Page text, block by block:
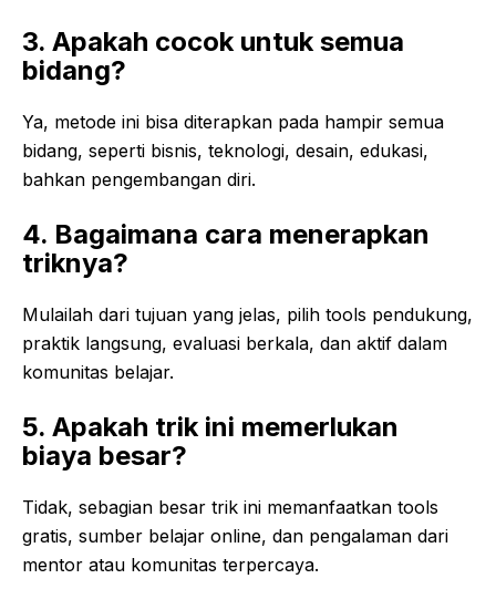
3. Apakah cocok untuk semua
bidang?
Ya, metode ini bisa diterapkan pada hampir semua
bidang, seperti bisnis, teknologi, desain, edukasi,
bahkan pengembangan diri.
4. Bagaimana cara menerapkan
triknya?
Mulailah dari tujuan yang jelas, pilih tools pendukung,
praktik langsung, evaluasi berkala, dan aktif dalam
komunitas belajar.
5. Apakah trik ini memerlukan
biaya besar?
Tidak, sebagian besar trik ini memanfaatkan tools
gratis, sumber belajar online, dan pengalaman dari
mentor atau komunitas terpercaya.